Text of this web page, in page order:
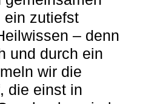
ein zutiefst
– denn
und durch ein
wir die
die einst in